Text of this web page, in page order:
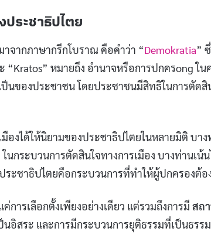
ระชาธิปไตย
จากภาษากรีกโบราณ คือคำว่า “Demokratia”
“Kratos” หมายถึง อำนาจหรือการปกครong
นของประชาชน โดยประชาชนมีสิทธิในการตัดสิ
องได้ให้นิยามของประชาธิปไตยในหลายมิติ บ
ในกระบวนการตัดสินใจทางการเมือง บางท่านเ
ระชาธิปไตยคือกระบวนการที่ทำให้ผู้ปกครองต้
ารเลือกตั้งเพียงอย่างเดียว แต่รวมถึงการมี สถ
สระ และการมีกระบวนการยุติธรรมที่เป็นธรร